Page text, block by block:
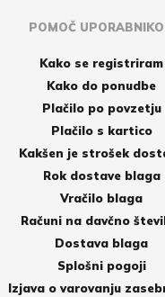
POMOČ
Kako se registriram
Kako do ponudbe
Plačilo po povzetju
Plačilo s kartico
Kakšen je strošek
Rok dostave blaga
Vračilo blaga
Računi na davčno
Dostava blaga
Splošni pogoji
Izjava o varovanju